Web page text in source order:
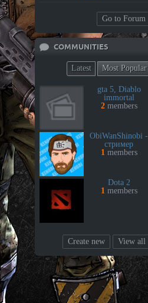
Go to Forum
COMMUNITIES
Latest Most Popular
gta 5, Diablo
immortal
2members
ObiWanShinobi -
стример
1members
Dota 2
1members
Create new View all